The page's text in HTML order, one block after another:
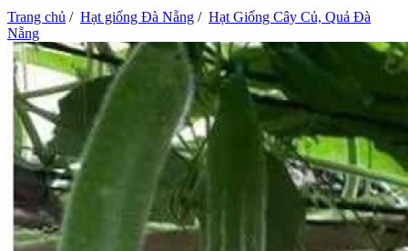
Trang chủ / Hạt giống Đà Nẵng / Hạt Giống Cây Củ, Quả Đà
Nẵng